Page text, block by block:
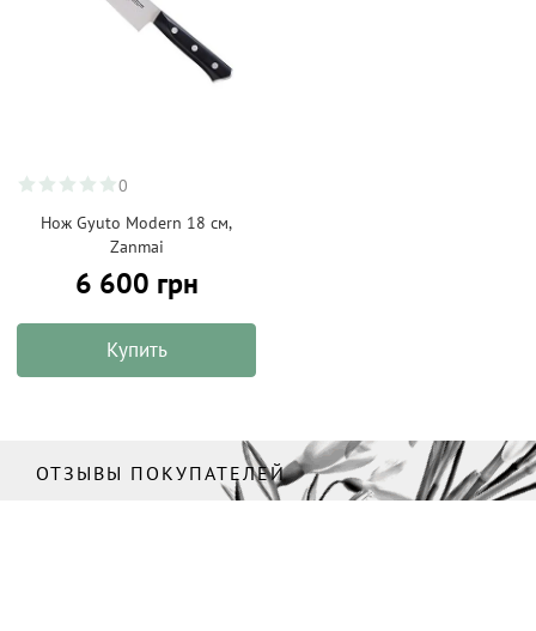
0
Нож Gyuto Modern 18 см,
Zanmai
6 600 грн
Купить
ОТЗЫВЫ ПОКУПАТЕЛЕЙ